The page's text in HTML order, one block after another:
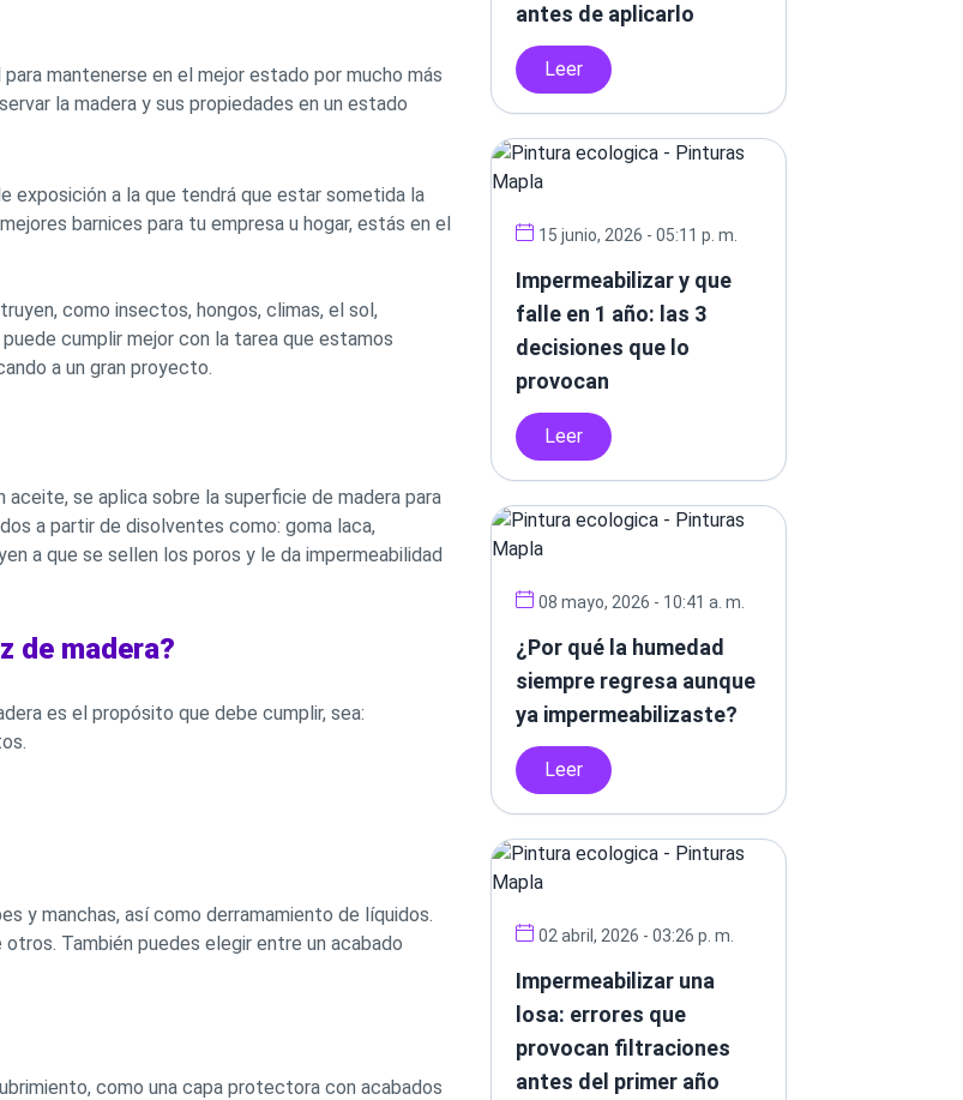
mantenerse en el mejor estado por mucho más
la madera y sus propiedades en un estado
exposición a la que tendrá que estar sometida la
barnices para tu empresa u hogar, estás en el
como insectos, hongos, climas, el sol,
cumplir mejor con la tarea que estamos
a un gran proyecto.
aceite, se aplica sobre la superficie de madera para
a partir de disolventes como: goma laca,
a que se sellen los poros y le da impermeabilidad
de madera?
es el propósito que debe cumplir, sea:
y manchas, así como derramamiento de líquidos.
También puedes elegir entre un acabado
como una capa protectora con acabados
antes de aplicarlo
Leer
15 junio, 2026 - 05:11 p. m.
Impermeabilizar y que
falle en 1 año: las 3
decisiones que lo
provocan
Leer
08 mayo, 2026 - 10:41 a. m.
¿Por qué la humedad
siempre regresa aunque
ya impermeabilizaste?
Leer
02 abril, 2026 - 03:26 p. m.
Impermeabilizar una
losa: errores que
provocan filtraciones
antes del primer año